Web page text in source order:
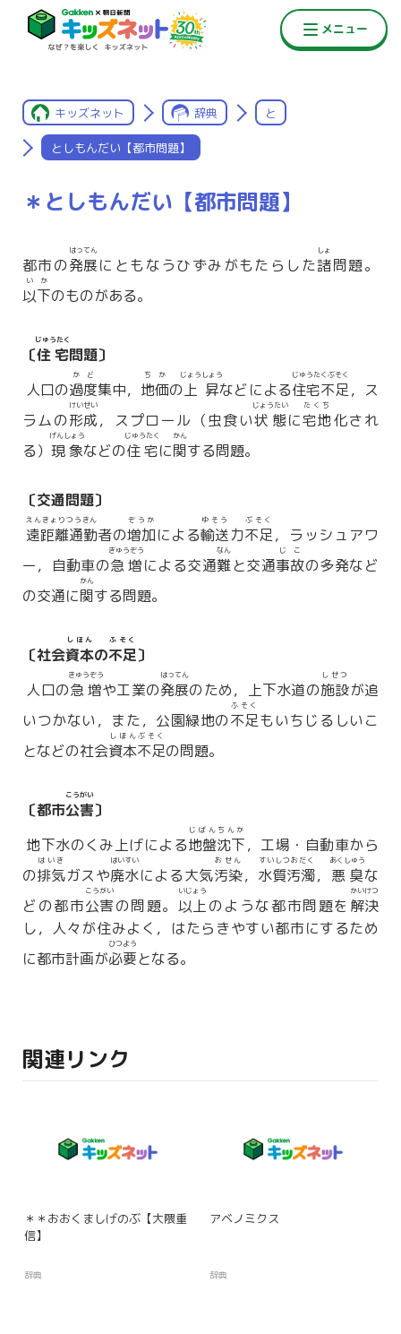
キッズネット 辞典 と
としもんだい【都市問題】
＊としもんだい【都市問題】
都市の発展
はってん
にともなうひずみがもたらした諸
しょ
問題。
以下
いか
のものがある。
〔住宅
じゅうたく
問題〕
人口の過度
かど
集中， 地価
ちか
の上昇
じょうしょう
などによる住宅不足
じゅうたくぶそく
，ス
ラムの形成
けいせい
，スプロール（虫食い状態
じょうたい
に宅地
たくち
化され
る） 現象
げんしょう
などの住宅
じゅうたく
に関
かん
する問題。
〔交通問題〕
遠距離通勤
えんきょりつうきん
者の増加
ぞうか
による輸送
ゆそう
力不足
ぶそく
，ラッシュアワ
ー，自動車の急増
きゅうぞう
による交通難
なん
と交通事故
じこ
の多発など
の交通に関
かん
する問題。
〔社会資本
しほん
の不足
ふそく
〕
人口の急増
きゅうぞう
や工業の発展
はってん
のため，上下水道の施設
しせつ
が追
いつかない，また，公園緑地の不足
ふそく
もいちじるしいこ
となどの社会資本不足
しほんぶそく
の問題。
〔都市公害
こうがい
〕
地下水のくみ上げによる地盤沈下
じばんちんか
，工場・自動車から
の排気
はいき
ガスや廃水
はいすい
による大気汚染
おせん
， 水質汚濁
すいしつおだく
， 悪臭
あくしゅう
な
どの都市公害
こうがい
の問題。 以上
いじょう
のような都市問題を 解決
かいけつ
し，人々が住みよく，はたらきやすい都市にするため
に都市計画が必要
ひつよう
となる。
関連リンク
＊＊おおくましげのぶ【大隈重
信】
辞典
アベノミクス
辞典